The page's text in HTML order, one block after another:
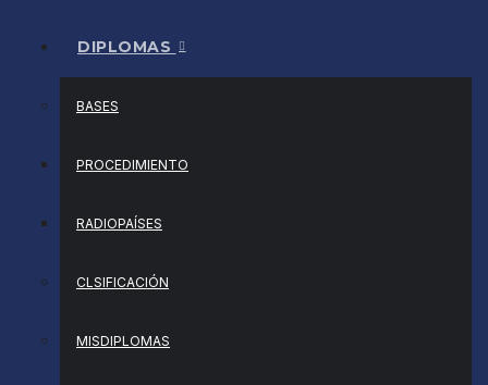
DIPLOMAS
BASES
PROCEDIMIENTO
RADIOPAÍSES
CLSIFICACIÓN
MISDIPLOMAS